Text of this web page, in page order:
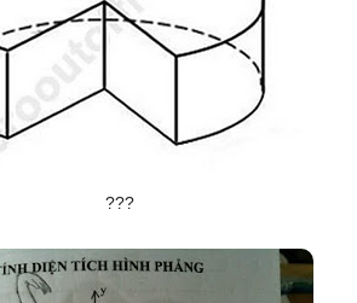
???